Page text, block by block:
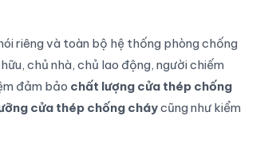
riêng và toàn bộ hệ thống phòng chống
chủ nhà, chủ lao động, người chiếm
đảm bảo chất lượng cửa thép chống
cửa thép chống cháycũng như kiểm